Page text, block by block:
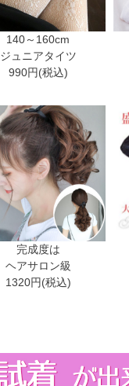
140～160cm
ジュニアタイツ
990円(税込)
完成度は
ヘアサロン級
1320円(税込)